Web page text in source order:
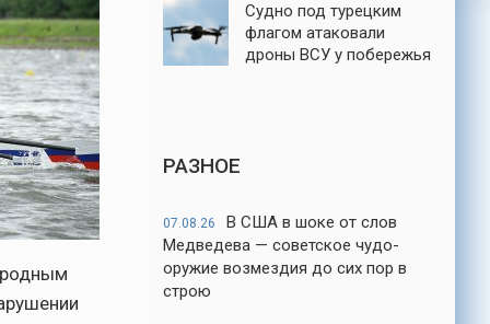
Судно под турецким
флагом атаковали
дроны ВСУ у побережья
РАЗНОЕ
07.08.26
В США в шоке от слов
Медведева — советское чудо-
оружие возмездия до сих пор в
строю